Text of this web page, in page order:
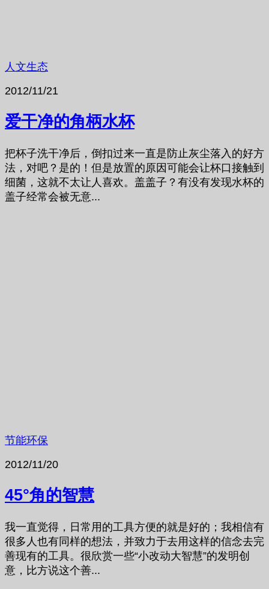
人文生态
2012/11/21
爱干净的角柄水杯
把杯子洗干净后，倒扣过来一直是防止灰尘落入的好方
法，对吧？是的！但是放置的原因可能会让杯口接触到
细菌，这就不太让人喜欢。盖盖子？有没有发现水杯的
盖子经常会被无意...
节能环保
2012/11/20
45°角的智慧
我一直觉得，日常用的工具方便的就是好的；我相信有
很多人也有同样的想法，并致力于去用这样的信念去完
善现有的工具。很欣赏一些“小改动大智慧”的发明创
意，比方说这个善...